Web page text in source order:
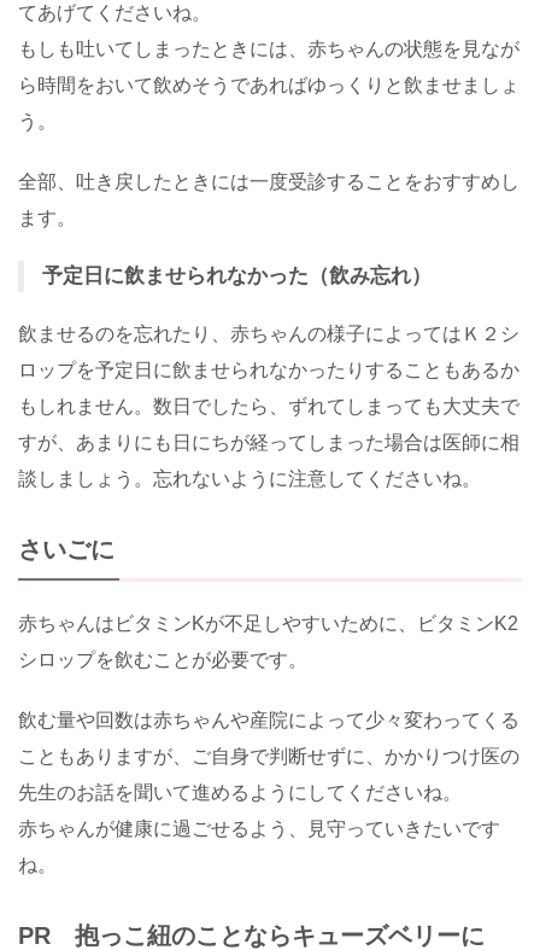
てあげてくださいね。
もしも吐いてしまったときには、赤ちゃんの状態を見なが
ら時間をおいて飲めそうであればゆっくりと飲ませましょ
う。
全部、吐き戻したときには一度受診することをおすすめし
ます。
予定日に飲ませられなかった（飲み忘れ）
飲ませるのを忘れたり、赤ちゃんの様子によってはＫ２シ
ロップを予定日に飲ませられなかったりすることもあるか
もしれません。数日でしたら、ずれてしまっても大丈夫で
すが、あまりにも日にちが経ってしまった場合は医師に相
談しましょう。忘れないように注意してくださいね。
さいごに
赤ちゃんはビタミンKが不足しやすいために、ビタミンK2
シロップを飲むことが必要です。
飲む量や回数は赤ちゃんや産院によって少々変わってくる
こともありますが、ご自身で判断せずに、かかりつけ医の
先生のお話を聞いて進めるようにしてくださいね。
赤ちゃんが健康に過ごせるよう、見守っていきたいです
ね。
PR 抱っこ紐のことならキューズベリーに